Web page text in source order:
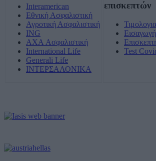
Interamerican
Εθνική Ασφαλιστική
Αγροτική Ασφαλιστική
ING
AXA Ασφαλιστική
International Life
Generali Life
ΙΝΤΕΡΣΑΛΟΝΙΚΑ
επισκεπτών
Test